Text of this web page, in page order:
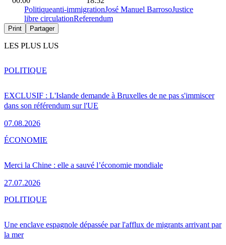
Politiqueanti-immigrationJosé Manuel BarrosoJustice
libre circulationReferendum
Print Partager
LES PLUS LUS
EXCLUSIF : L'Islande demande à Bruxelles de ne pas s'immiscer
dans son référendum sur l'UE
07.08.2026
POLITIQUE
Merci la Chine : elle a sauvé l’économie mondiale
27.07.2026
ÉCONOMIE
Une enclave espagnole dépassée par l'afflux de migrants arrivant par
la mer
POLITIQUE